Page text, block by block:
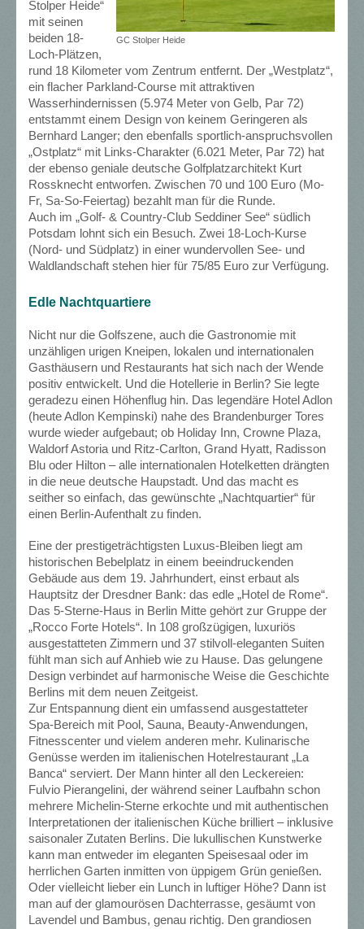
GC Stolper Heide
Stolper Heide“
mit seinen
beiden 18-
Loch-Plätzen,
rund 18 Kilometer vom Zentrum entfernt. Der „Westplatz“,
ein flacher Parkland-Course mit attraktiven
Wasserhindernissen (5.974 Meter von Gelb, Par 72)
entstammt einem Design von keinem Geringeren als
Bernhard Langer; den ebenfalls sportlich-anspruchsvollen
„Ostplatz“ mit Links-Charakter (6.021 Meter, Par 72) hat
der ebenso geniale deutsche Golfplatzarchitekt Kurt
Rossknecht entworfen. Zwischen 70 und 100 Euro (Mo-
Fr, Sa-So-Feiertag) bezahlt man für die Runde.
Auch im „Golf- & Country-Club Seddiner See“ südlich
Potsdam lohnt sich ein Besuch. Zwei 18-Loch-Kurse
(Nord- und Südplatz) in einer wundervollen See- und
Waldlandschaft stehen hier für 75/85 Euro zur Verfügung.
Edle Nachtquartiere
Nicht nur die Golfszene, auch die Gastronomie mit
unzähligen urigen Kneipen, lokalen und internationalen
Gasthäusern und Restaurants hat sich nach der Wende
positiv entwickelt. Und die Hotellerie in Berlin? Sie legte
geradezu einen Höhenflug hin. Das legendäre Hotel Adlon
(heute Adlon Kempinski) nahe des Brandenburger Tores
wurde wieder aufgebaut; ob Holiday Inn, Crowne Plaza,
Waldorf Astoria und Ritz-Carlton, Grand Hyatt, Radisson
Blu oder Hilton – alle internationalen Hotelketten drängten
in die neue deutsche Haupstadt. Und das macht es
seither so einfach, das gewünschte „Nachtquartier“ für
einen Berlin-Aufenthalt zu finden.
Eine der prestigeträchtigsten Luxus-Bleiben liegt am
historischen Bebelplatz in einem beeindruckenden
Gebäude aus dem 19. Jahrhundert, einst erbaut als
Hauptsitz der Dresdner Bank: das edle „Hotel de Rome“.
Das 5-Sterne-Haus in Berlin Mitte gehört zur Gruppe der
„Rocco Forte Hotels“. In 108 großzügigen, luxuriös
ausgestatteten Zimmern und 37 stilvoll-eleganten Suiten
fühlt man sich auf Anhieb wie zu Hause. Das gelungene
Design verbindet auf harmonische Weise die Geschichte
Berlins mit dem neuen Zeitgeist.
Zur Entspannung dient ein umfassend ausgestatteter
Spa-Bereich mit Pool, Sauna, Beauty-Anwendungen,
Fitnesscenter und vielem anderen mehr. Kulinarische
Genüsse werden im italienischen Hotelrestaurant „La
Banca“ serviert. Der Mann hinter all den Leckereien:
Fulvio Pierangelini, der während seiner Laufbahn schon
mehrere Michelin-Sterne erkochte und mit authentischen
Interpretationen der italienischen Küche brilliert – inklusive
saisonaler Zutaten Berlins. Die lukullischen Kunstwerke
kann man entweder im eleganten Speisesaal oder im
herrlichen Garten inmitten von üppigem Grün genießen.
Oder vielleicht lieber ein Lunch in luftiger Höhe? Dann ist
man auf der glamourösen Dachterrasse, gesäumt von
Lavendel und Bambus, genau richtig. Den grandiosen